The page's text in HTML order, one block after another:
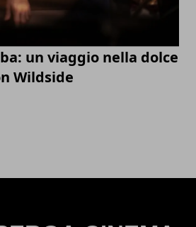
un viaggio nella dolce
Wildside